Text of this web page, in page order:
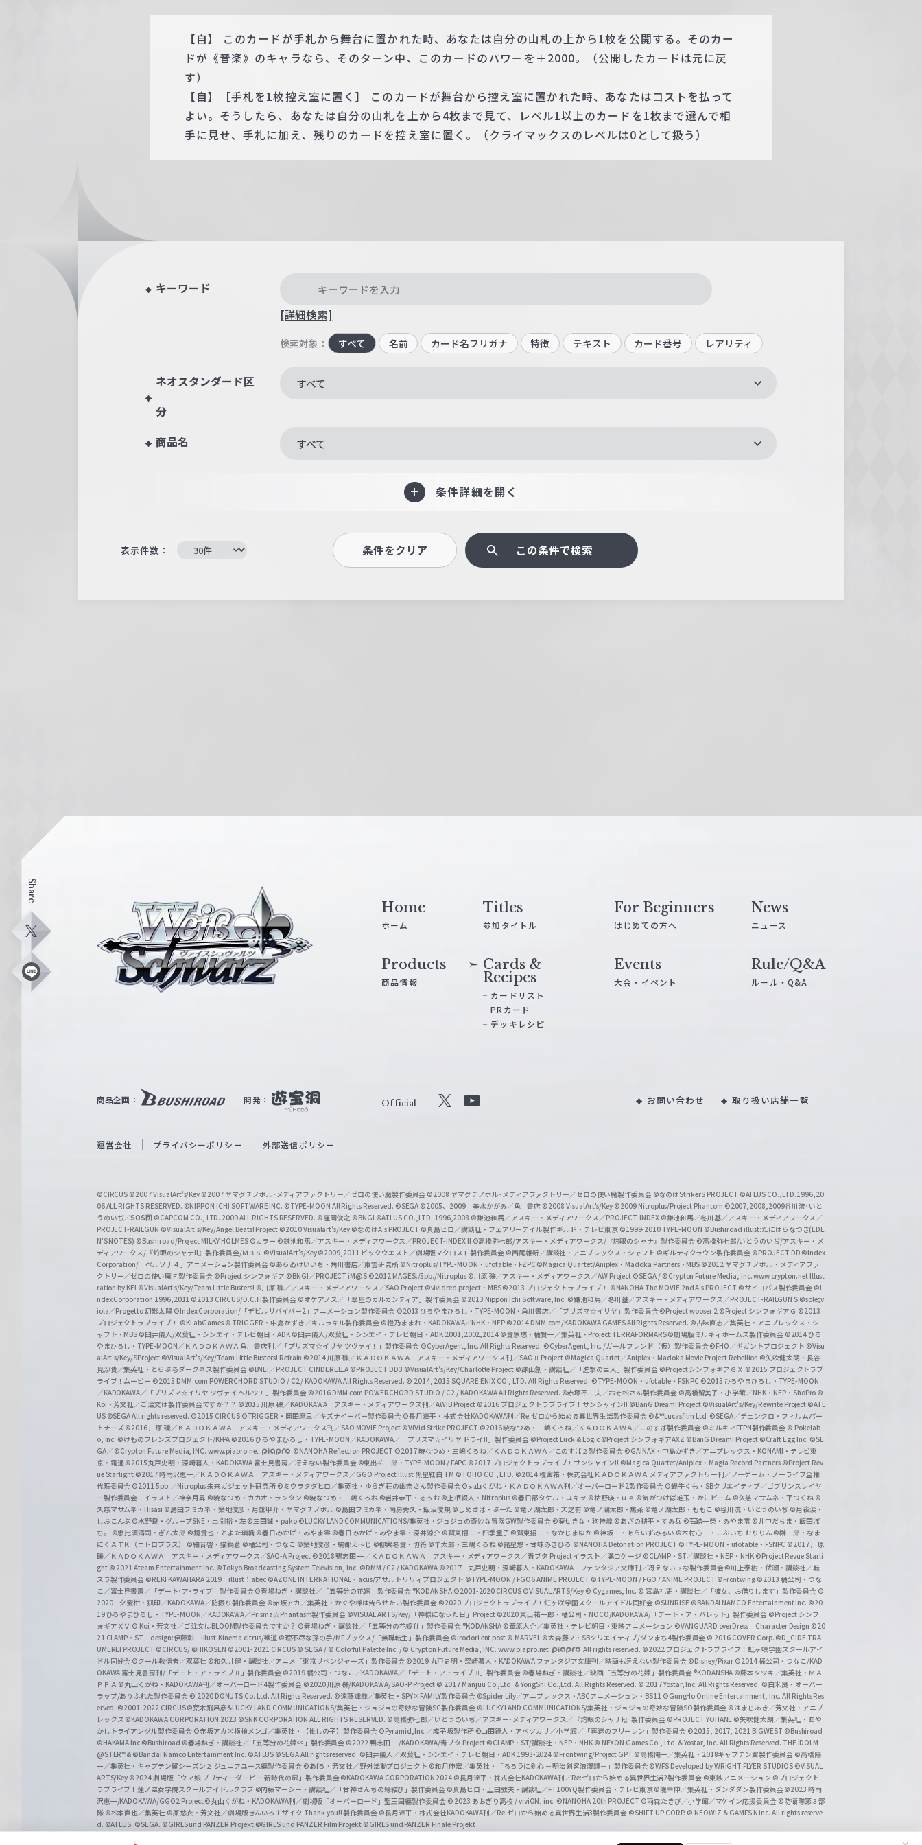
【自】 このカードが手札から舞台に置かれた時、あなたは自分の山札の上から1枚を公開する。そのカー
ドが《音楽》のキャラなら、そのターン中、このカードのパワーを＋2000。（公開したカードは元に戻
す）
【自】［手札を1枚控え室に置く］ このカードが舞台から控え室に置かれた時、あなたはコストを払って
よい。そうしたら、あなたは自分の山札を上から4枚まで見て、レベル1以上のカードを1枚まで選んで相
手に見せ、手札に加え、残りのカードを控え室に置く。（クライマックスのレベルは0として扱う）
キーワード
[詳細検索]
検索対象： すべて 名前 カード名フリガナ 特徴 テキスト カード番号 レアリティ
ネオスタンダード区
分
すべて
商品名 すべて
条件詳細を開く
表示件数： 条件をクリア この条件で検索
Share
X
L
ス
W
i
c
h
w
a
r
z
Home
ホーム
Titles
参加タイトル
For Beginners
はじめての方へ
News
ニュース
Products
商品情報
Cards &
Recipes
カードリスト
PRカード
デッキレシピ
Events
大会・イベント
Rule/Q&A
ルール・Q&A
商品企画： 開発： Official
b
e
O
f
f
i
c
i
a
l
C
h
a
n
n
e
l
お問い合わせ 取り扱い店舗一覧
運営会社 プライバシーポリシー 外部送信ポリシー
©CIRCUS ©2007 VisualArt's/Key ©2007 ヤマグチノボル･メディアファクトリー／ゼロの使い魔製作委員会 ©2008 ヤマグチノボル･メディアファクトリー／ゼロの使い魔製作委員会 ©なのはStrikerS PROJECT ©ATLUS CO.,LTD.1996,20
06 ALL RIGHTS RESERVED. ©NIPPON ICHI SOFTWARE INC. ©TYPE-MOON All Rights Reserved. ©SEGA ©2005、2009 美水かがみ／角川書店 ©2008 VisualArt's/Key ©2009 Nitroplus/Project Phantom ©2007,2008,2009谷川流･いと
うのいぢ／SOS団 ©CAPCOM CO., LTD. 2009 ALL RIGHTS RESERVED. ©窪岡俊之 ©BNGI ©ATLUS CO.,LTD. 1996,2008 ©鎌池和馬／アスキー・メディアワークス／PROJECT-INDEX ©鎌池和馬／冬川基／アスキー・メディアワークス／
PROJECT-RAILGUN ©VisualArt's/Key/Angel Beats! Project ©2010 Visualart's/Key ©なのはA's PROJECT ©真島ヒロ／講談社・フェアリーテイル製作ギルド・テレビ東京 ©1999-2010 TYPE-MOON ©Bushiroad illust:たにはらなつき(EDE
N'S NOTES) ©Bushiroad/Project MILKY HOLMES ©カラー ©鎌池和馬／アスキー・メディアワークス／PROJECT-INDEX II ©高橋弥七郎/アスキー・メディアワークス/『灼眼のシャナ』製作委員会 ©高橋弥七郎/いとうのいぢ/アスキー・メ
ディアワークス/『灼眼のシャナII』製作委員会/ＭＢＳ ©VisualArt's/Key©2009,2011 ビックウエスト／劇場版マクロスＦ製作委員会 ©西尾維新／講談社・アニプレックス・シャフト ©ギルティクラウン製作委員会 ©PROJECT DD ©Index
Corporation/「ペルソナ４」アニメーション製作委員会 ©あらゐけいいち・角川書店／東雲研究所 ©Nitroplus/TYPE-MOON・ufotable・FZPC ©Magica Quartet/Aniplex・Madoka Partners・MBS ©2012 ヤマグチノボル・メディアファ
クトリー／ゼロの使い魔Ｆ製作委員会 ©Project シンフォギア ©BNGI／PROJECT iM@S ©2012 MAGES./5pb./Nitroplus ©川原 礫／アスキー・メディアワークス／AW Project ©SEGA / ©Crypton Future Media, Inc. www.crypton.net Illust
ration by KEI ©VisualArt's/Key/Team Little Busters! ©川原 礫／アスキー・メディアワークス／SAO Project ©vividred project・MBS ©2013 プロジェクトラブライブ！ ©NANOHA The MOVIE 2nd A's PROJECT ©サイコパス製作委員会 ©I
ndex Corporation 1996,2011 ©2013 CIRCUS/D.C.III製作委員会 ©オケアノス／「翠星のガルガンティア」製作委員会 ©2013 Nippon Ichi Software, Inc. ©鎌池和馬／冬川基／アスキー・メディアワークス／PROJECT-RAILGUN S ©sole;v
iola／Progetto 幻影太陽 ©Index Corporation/「デビルサバイバー2」アニメーション製作委員会 ©2013 ひろやまひろし・TYPE-MOON・角川書店／「プリズマ☆イリヤ」製作委員会©Project wooser 2 ©Project シンフォギアＧ ©2013
プロジェクトラブライブ！ ©KLabGames © TRIGGER・中島かずき／キルラキル製作委員会 ©橙乃ままれ・KADOKAWA／NHK・NEP ©2014 DMM.com/KADOKAWA GAMES All Rights Reserved. ©古味直志／集英社・アニプレックス・シ
ャフト・MBS ©臼井儀人/双葉社・シンエイ・テレビ朝日・ADK ©臼井儀人/双葉社・シンエイ・テレビ朝日・ADK 2001,2002,2014 ©貴家悠・橘賢一／集英社・Project TERRAFORMARS©劇場版ミルキィホームズ製作委員会 ©2014 ひろ
やまひろし・TYPE-MOON／ＫＡＤＯＫＡＷＡ 角川書店刊／「プリズマ☆イリヤ ツヴァイ！」製作委員会 ©CyberAgent, Inc. All Rights Reserved. ©CyberAgent, Inc. /ガールフレンド（仮）製作委員会©FHO／ギガントプロジェクト ©Visu
alArt's/Key/SProject ©VisualArt's/Key/Team Little Busters! Refrain ©2014 川原 礫／ＫＡＤＯＫＡＷＡ アスキー・メディアワークス刊／SAOⅡ Project ©Magica Quartet／Aniplex・Madoka Movie Project Rebellion ©矢吹健太朗・長谷
見沙貴／集英社・とらぶるダークネス製作委員会 ©BNEI／PROJECT CINDERELLA ©PROJECT DD3 ©VisualArt's/Key/Charlotte Project ©諫山創・講談社／「進撃の巨人」製作委員会 ©Project シンフォギアＧＸ ©2015 プロジェクトラブ
ライブ！ムービー ©2015 DMM.com POWERCHORD STUDIO / C2 / KADOKAWA All Rights Reserved. © 2014, 2015 SQUARE ENIX CO., LTD. All Rights Reserved. ©TYPE-MOON・ufotable・FSNPC ©2015 ひろやまひろし・TYPE-MOON
／KADOKAWA／「プリズマ☆イリヤ ツヴァイ ヘルツ！」製作委員会 ©2016 DMM.com POWERCHORD STUDIO / C2 / KADOKAWA All Rights Reserved. ©赤塚不二夫／おそ松さん製作委員会 ©高橋留美子・小学館／NHK・NEP・ShoPro ©
Koi・芳文社／ご注文は製作委員会ですか？？ ©2015 川原 礫／KADOKAWA アスキー・メディアワークス刊／AWIB Project ©2016 プロジェクトラブライブ！サンシャイン!! ©BanG Dream! Project ©VisualArt's/Key/Rewrite Project ©ATL
US ©SEGA All rights reserved. ©2015 CIRCUS ©TRIGGER・岡田麿里／キズナイーバー製作委員会 ©長月達平・株式会社KADOKAWA刊／Re:ゼロから始める異世界生活製作委員会 ©&™Lucasfilm Ltd. ©SEGA／チェンクロ・フィルムパー
トナーズ©2016 川原 礫／ＫＡＤＯＫＡＷＡ アスキー・メディアワークス刊／SAO MOVIE Project ©ViVid Strike PROJECT ©2016 暁なつめ・三嶋くろね／ＫＡＤＯＫＡＷＡ／このすば製作委員会 ©ミルキィFFPN製作委員会 © Pokelab
o, Inc. ©けものフレンズプロジェクト/KFPA ©2016 ひろやまひろし・TYPE-MOON／KADOKAWA／「プリズマ☆イリヤ ドライ!!」製作委員会 ©Project Luck & Logic ©Project シンフォギアAXZ ©BanG Dream! Project ©Craft Egg Inc. ©SE
GA／ ©Crypton Future Media, INC. www.piapro.net
©NANOHA Reflection PROJECT ©2017 暁なつめ・三嶋くろね／ＫＡＤＯＫＡＷＡ／このすば２製作委員会 ©GAINAX・中島かずき／アニプレックス・KONAMI・テレビ東
京・電通 ©2015丸戸史明・深崎暮人・KADOKAWA 富士見書房／冴えない製作委員会 ©東出祐一郎・TYPE-MOON / FAPC ©2017 プロジェクトラブライブ！サンシャイン!! ©Magica Quartet/Aniplex・Magia Record Partners ©Project Rev
ue Starlight ©2017 時雨沢恵一／ＫＡＤＯＫＡＷＡ アスキー・メディアワークス／GGO Project illust.黒星紅白 TM ©TOHO CO., LTD. ©2014 榎宮祐・株式会社ＫＡＤＯＫＡＷＡ メディアファクトリー刊／ノーゲーム・ノーライフ全権
代理委員会 ©2011 5pb.／Nitroplus 未来ガジェット研究所 ©ミウラタダヒロ／集英社・ゆらぎ荘の幽奈さん製作委員会©丸山くがね・ＫＡＤＯＫＡＷＡ刊／オーバーロード2製作委員会 ©蝸牛くも・SBクリエイティブ／ゴブリンスレイヤ
ー製作委員会 イラスト／神奈月昇 ©暁なつめ・カカオ・ランタン ©暁なつめ・三嶋くろね ©岩井恭平・るろお ©上栖綴人・Nitroplus ©春日部タケル・ユキヲ ©枯野瑛・ｕｅ ©気がつけば毛玉・かにビーム ©久慈マサムネ・平つくね ©
久慈マサムネ・Hisasi ©島田フミカネ・築地俊彦・月並甲介・ヤマグチノボル ©島田フミカネ・南房秀久・飯沼俊規 ©しめさば・ぶーた ©竜ノ湖太郎・天之有 ©竜ノ湖太郎・焦茶 ©竜ノ湖太郎・ももこ ©谷川流・いとうのいぢ ©月夜涙・
しおこんぶ ©水野良・グループSNE・出渕裕・左 ©三田誠・pako ©LUCKY LAND COMMUNICATIONS/集英社・ジョジョの奇妙な冒険GW製作委員会 ©葵せきな・狗神煌 ©あざの耕平・すみ兵 ©石踏一榮・みやま零 ©井中だちま・飯田ぽ
ち。
©恵比須清司・ぎん太郎 ©鏡貴也・とよた瑣織 ©春日みかげ・みやま零 ©春日みかげ・みやま零・深井涼介 ©賀東招二・四季童子 ©賀東招二・なかじまゆか ©神坂一・あらいずみるい ©木村心一・こぶいち むりりん ©榊一郎・なま
にくＡＴＫ（ニトロプラス） ©細音啓・猫鍋蒼 ©橘公司・つなこ ©築地俊彦・駒都え～じ ©柳実冬貴・切符 ©羊太郎・三嶋くろね ©諸星悠・甘味みきひろ ©NANOHA Detonation PROJECT ©TYPE-MOON・ufotable・FSNPC ©2017 川原
礫／ＫＡＤＯＫＡＷＡ アスキー・メディアワークス／SAO-A Project ©2018 鴨志田 一／ＫＡＤＯＫＡＷＡ アスキー・メディアワークス／青ブタ Project イラスト／溝口ケージ ©CLAMP・ST／講談社・NEP・NHK ©Project Revue Starli
ght © 2021 Ateam Entertainment Inc. ©Tokyo Broadcasting System Television, Inc. ©DMM / C2 / KADOKAWA ©2017 丸戸史明・深崎暮人・KADOKAWA ファンタジア文庫刊／冴えない♭な製作委員会©川上泰樹・伏瀬・講談社／転
スラ製作委員会 ©REKI KAWAHARA 2019 illust：abec ©AZONE INTERNATIONAL・acus/アサルトリリィプロジェクト ©TYPE-MOON / FGO6 ANIME PROJECT ©TYPE-MOON / FGO7 ANIME PROJECT ©Frontwing ©2013 橘公司・つな
こ／富士見書房／「デート･ア･ライブ」製作委員会©春場ねぎ・講談社／「五等分の花嫁」製作委員会 ®KODANSHA ©2001-2020 CIRCUS ©VISUAL ARTS/Key © Cygames, Inc. © 宮島礼吏・講談社／「彼女、お借りします」製作委員会 ©
2020 夕蜜柑・狐印／KADOKAWA／防振り製作委員会 ©赤坂アカ／集英社・かぐや様は告らせたい製作委員会 ©2020 プロジェクトラブライブ！虹ヶ咲学園スクールアイドル同好会 ©SUNRISE ©BANDAI NAMCO Entertainment Inc. ©20
19 ひろやまひろし・TYPE-MOON／KADOKAWA／Prisma☆Phantasm製作委員会 ©VISUAL ARTS/Key/「神様になった日」Project ©2020 東出祐一郎・橘公司・NOCO/KADOKAWA/「デート・ア・バレット」製作委員会 ©Project シンフ
ォギアＸＶ © Koi・芳文社／ご注文はBLOOM製作委員会ですか？ ©春場ねぎ・講談社／「五等分の花嫁∬」製作委員会 ®KODANSHA ©葦原大介／集英社・テレビ朝日・東映アニメーション ©VANGUARD overDress Character Design ©20
21 CLAMP・ST design:伊藤彰 illust:Kinema citrus/獣道 ©理不尽な孫の手/MFブックス/「無職転生」製作委員会 ©irodori ent post © MARVEL ©大森藤ノ・SBクリエイティブ/ダンまち4製作委員会 © 2016 COVER Corp. ©D_CIDE TRA
UMEREI PROJECT ©CIRCUS/ ©HIKOSEN ©2001-2021 CIRCUS © SEGA / © Colorful Palette Inc. / © Crypton Future Media, INC. www.piapro.net All rights reserved. ©2022 プロジェクトラブライブ！虹ヶ咲学園スクールアイ
ドル同好会 ©クール教信者／双葉社 ©和久井健・講談社／アニメ「東京リベンジャーズ」製作委員会 ©2019 丸戸史明・深崎暮人・KADOKAWA ファンタジア文庫刊／映画も冴えない製作委員会 ©Disney/Pixar ©2014 橘公司・つなこ/KAD
OKAWA 富士見書房刊/「デート・ア・ライブⅡ」製作委員会 ©2019 橘公司・つなこ／KADOKAWA／「デート・ア・ライブⅢ」製作委員会 ©春場ねぎ・講談社／映画「五等分の花嫁」製作委員会 ®KODANSHA ©藤本タツキ／集英社・ＭＡ
ＰＰＡ ©丸山くがね・KADOKAWA刊／オーバーロード4製作委員会 ©2020 川原 礫/KADOKAWA/SAO-P Project © 2017 Manjuu Co.,Ltd. & YongShi Co.,Ltd. All Rights Reserved. © 2017 Yostar, Inc. All Rights Reserved. ©白米良・オーバー
ラップ/ありふれた製作委員会 © 2020 DONUTS Co. Ltd. All Rights Reserved. ©遠藤達哉／集英社・SPY×FAMILY製作委員会 ©Spider Lily／アニプレックス・ABCアニメーション・BS11 ©GungHo Online Entertainment, Inc. All Rights Res
erved. ©2001-2022 CIRCUS©荒木飛呂彦&LUCKY LAND COMMUNICATIONS/集英社・ジョジョの奇妙な冒険SC製作委員会 ©LUCKY LAND COMMUNICATIONS/集英社・ジョジョの奇妙な冒険SO製作委員会 ©はまじあき／芳文社・アニプ
レックス ©KADOKAWA CORPORATION 2023 ©SNK CORPORATION ALL RIGHTS RESERVED. ©高橋弥七郎／いとうのいぢ／アスキー･メディアワークス／『灼眼のシャナF』製作委員会 ©PROJECT YOHANE ©矢吹健太朗／集英社・あや
かしトライアングル製作委員会 ©赤坂アカ×横槍メンゴ／集英社・【推しの子】製作委員会 ©Pyramid,Inc.／成子坂製作所 ©山田鐘人・アベツカサ／小学館／「葬送のフリーレン」製作委員会 ©2015, 2017, 2021 BIGWEST ©Bushiroad
©HAKAMA Inc ©Bushiroad ©春場ねぎ・講談社／「五等分の花嫁∽」製作委員会 ©2022 鴨志田 一/KADOKAWA/青ブタ Project ©CLAMP・ST/講談社・NEP・NHK © NEXON Games Co., Ltd. & Yostar, Inc. All Rights Reserved. THE IDOLM
@STER™& ©Bandai Namco Entertainment Inc. ©ATLUS ©SEGA All rights reserved. ©臼井儀人／双葉社・シンエイ・テレビ朝日・ADK 1993-2024 ©Frontwing/Project GPT ©高橋陽一／集英社・2018キャプテン翼製作委員会 ©高橋陽
一／集英社・キャプテン翼シーズン２ ジュニアユース編製作委員会 ©あfろ・芳文社／野外活動プロジェクト ©和月伸宏／集英社・「るろうに剣心 －明治剣客浪漫譚－」製作委員会©WFS Developed by WRIGHT FLYER STUDIOS ©VISUAL
ARTS/Key ©2024 劇場版「ウマ娘 プリティーダービー 新時代の扉」製作委員会©KADOKAWA CORPORATION 2024 ©長月達平・株式会社KADOKAWA刊／Re:ゼロから始める異世界生活2製作委員会 ©東映アニメーション ©プロジェクト
ラブライブ！蓮ノ空女学院スクールアイドルクラブ ©内藤マーシー・講談社／「甘神さんちの縁結び」製作委員会 ©真島ヒロ・上田敦夫・講談社／FT100YQ製作委員会・テレビ東京©龍幸伸／集英社・ダンダダン製作委員会©2023 時雨
沢恵一/KADOKAWA/GGO2 Project©丸山くがね・KADOKAWA刊／劇場版「オーバーロード」聖王国編製作委員会 © 2023 あおぎり高校 / viviON, inc. ©NANOHA 20th PROJECT ©雨森たきび／小学館／マケイン応援委員会 ©防衛隊第３部
隊 ©松本直也／集英社 ©原悠衣・芳文社／劇場版きんいろモザイク Thank you!! 製作委員会 ©長月達平・株式会社KADOKAWA刊／Re:ゼロから始める異世界生活3製作委員会 ©SHIFT UP CORP. © NEOWIZ & GAMFS N inc. All rights reserve
d. ©ATLUS. ©SEGA. ©GIRLS und PANZER Projekt ©GIRLS und PANZER Film Projekt ©GIRLS und PANZER Finale Projekt